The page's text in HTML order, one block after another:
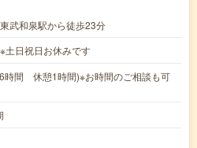
武和泉駅から徒歩23分
日祝日お休みです
時間 休憩1時間)※お時間のご相談も可